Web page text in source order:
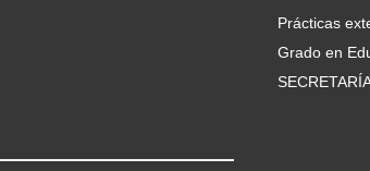
Prácticas
Grado en